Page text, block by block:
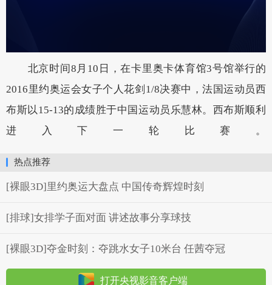
北京时间8月10日，在卡里奥卡体育馆3号馆举行的
2016里约奥运会女子个人花剑1/8决赛中，法国运动员西
布斯以15-13的成绩胜于中国运动员乐慧林。西布斯顺利
进入下一轮比赛。
热点推荐
[裸眼3D]里约奥运大盘点 中国传奇辉煌时刻
[排球]女排学子面对面 讲述故事分享球技
[裸眼3D]夺金时刻：夺跳水女子10米台 任茜夺冠
打开央视影音客户端